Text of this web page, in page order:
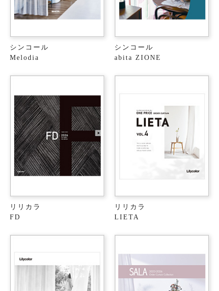
シンコール
Melodia
シンコール
abita ZIONE
リリカラ
FD
リリカラ
LIETA